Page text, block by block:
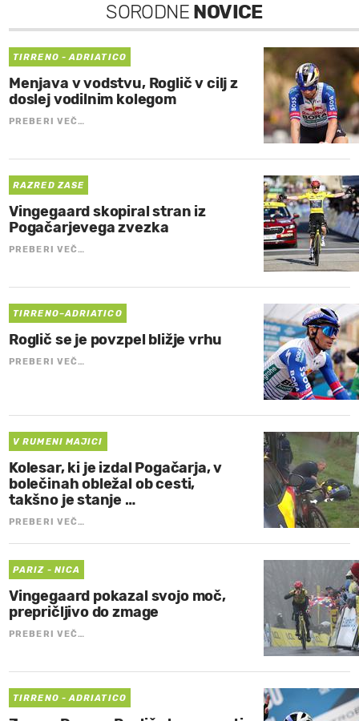
SORODNE NOVICE
TIRRENO - ADRIATICO
Menjava v vodstvu, Roglič v cilj z
doslej vodilnim kolegom
PREBERI VEČ…
RAZRED ZASE
Vingegaard skopiral stran iz
Pogačarjevega zvezka
PREBERI VEČ…
TIRRENO–ADRIATICO
Roglič se je povzpel bližje vrhu
PREBERI VEČ…
V RUMENI MAJICI
Kolesar, ki je izdal Pogačarja, v
bolečinah obležal ob cesti,
takšno je stanje …
PREBERI VEČ…
PARIZ - NICA
Vingegaard pokazal svojo moč,
prepričljivo do zmage
PREBERI VEČ…
TIRRENO - ADRIATICO